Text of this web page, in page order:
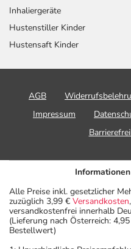
Inhaliergeräte
Hustenstiller Kinder
Hustensaft Kinder
AGB
Impressum
Alle Preise inkl. gesetzlicher
zuzüglich 3,99 € Versandkosten
versandkostenfrei innerhalb
(Lieferung nach Österreich:
Bestellwert)